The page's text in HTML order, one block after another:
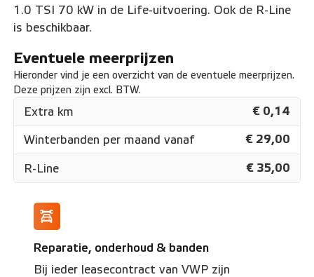
1.0 TSI 70 kW in de Life-uitvoering. Ook de R-Line
is beschikbaar.
Eventuele meerprijzen
Hieronder vind je een overzicht van de eventuele meerprijzen.
Deze prijzen zijn excl. BTW.
Extra km € 0,14
Winterbanden per maand vanaf € 29,00
R-Line € 35,00
Reparatie, onderhoud & banden
Bij ieder leasecontract van VWP zijn